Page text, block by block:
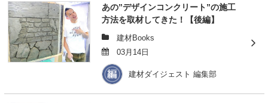
あの”デザインコンクリート”の施工
方法を取材してきた！【後編】
建材Books
03月14日
建材ダイジェスト 編集部